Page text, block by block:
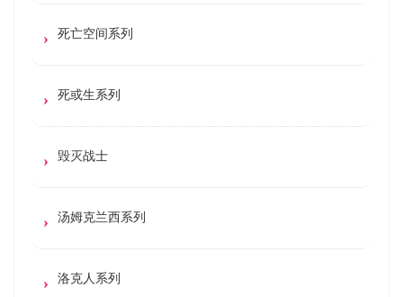
死亡空间系列
死或生系列
毁灭战士
汤姆克兰西系列
洛克人系列